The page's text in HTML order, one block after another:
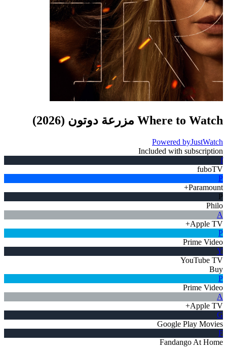
Where to Watch مزرعة دوتون (
2026
)
Powered byJustWatch
Included with subscription
f
fuboTV
P
Paramount+
P
Philo
A
Apple TV+
P
Prime Video
Y
YouTube TV
Buy
P
Prime Video
A
Apple TV+
G
Google Play Movies
F
Fandango At Home